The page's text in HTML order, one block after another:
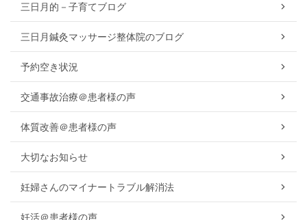
三日月的－子育てブログ
三日月鍼灸マッサージ整体院のブログ
予約空き状況
交通事故治療＠患者様の声
体質改善＠患者様の声
大切なお知らせ
妊婦さんのマイナートラブル解消法
妊活＠患者様の声